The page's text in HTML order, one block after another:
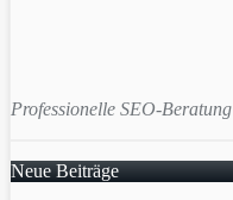
Professionelle SEO-Beratung
Neue Beiträge